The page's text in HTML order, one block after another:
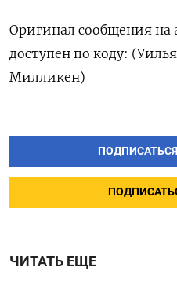
Оригинал сообщения ​на
доступен по коду:
Милликен)
ЧИТАТЬ ЕЩЕ